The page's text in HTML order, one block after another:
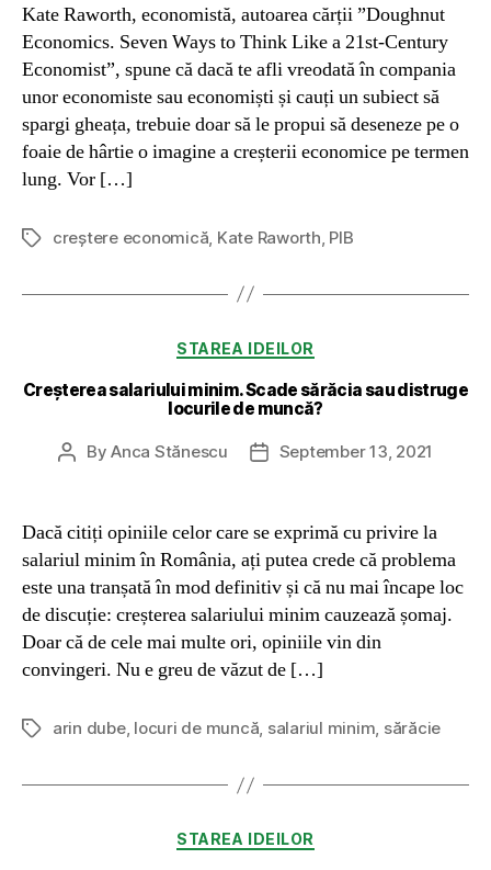
Kate Raworth, economistă, autoarea cărții ”Doughnut
Economics. Seven Ways to Think Like a 21st-Century
Economist”, spune că dacă te afli vreodată în compania
unor economiste sau economiști și cauți un subiect să
spargi gheața, trebuie doar să le propui să deseneze pe o
foaie de hârtie o imagine a creșterii economice pe termen
lung. Vor […]
Tagscreștere economică Kate Raworth PIB
Categories
STAREA IDEILOR
Creșterea salariului minim. Scade sărăcia sau distruge
locurile de muncă?
PostByAnca Stănescu
PostSeptember 13, 2021
Dacă citiți opiniile celor care se exprimă cu privire la
salariul minim în România, ați putea crede că problema
este una tranșată în mod definitiv și că nu mai încape loc
de discuție: creșterea salariului minim cauzează șomaj.
Doar că de cele mai multe ori, opiniile vin din
convingeri. Nu e greu de văzut de […]
Tagsarin dube, locuri de muncă, salariul minim, sărăcie
Categories
STAREA IDEILOR